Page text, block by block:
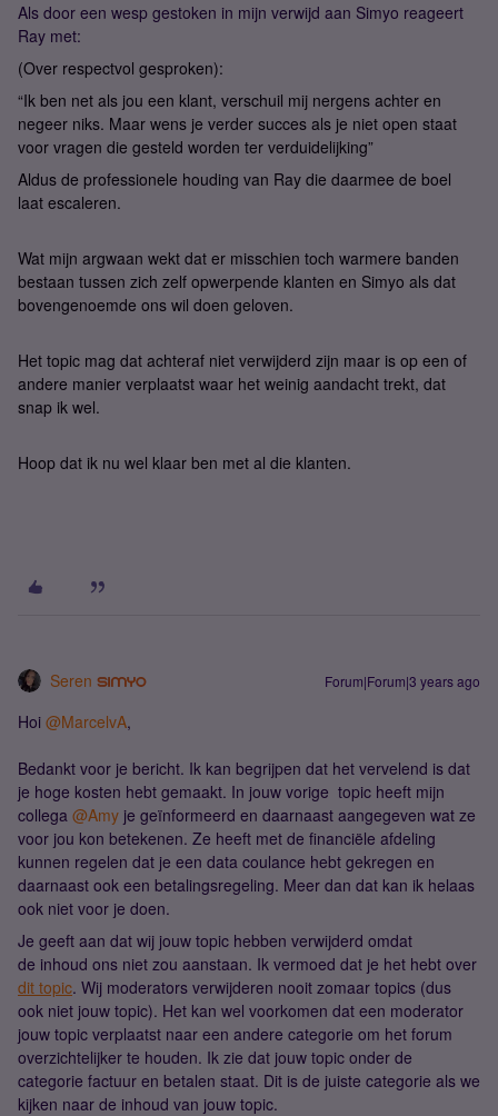
Als door een wesp gestoken in mijn verwijd aan Simyo reageert
Ray met:
(Over respectvol gesproken):
“Ik ben net als jou een klant, verschuil mij nergens achter en
negeer niks. Maar wens je verder succes als je niet open staat
voor vragen die gesteld worden ter verduidelijking”
Aldus de professionele houding van Ray die daarmee de boel
laat escaleren.
Wat mijn argwaan wekt dat er misschien toch warmere banden
bestaan tussen zich zelf opwerpende klanten en Simyo als dat
bovengenoemde ons wil doen geloven.
Het topic mag dat achteraf niet verwijderd zijn maar is op een of
andere manier verplaatst waar het weinig aandacht trekt, dat
snap ik wel.
Hoop dat ik nu wel klaar ben met al die klanten.
Seren Forum|Forum|3 years ago
Hoi @MarcelvA,
Bedankt voor je bericht. Ik kan begrijpen dat het vervelend is dat
je hoge kosten hebt gemaakt. In jouw vorige topic heeft mijn
collega @Amy je geïnformeerd en daarnaast aangegeven wat ze
voor jou kon betekenen. Ze heeft met de financiële afdeling
kunnen regelen dat je een data coulance hebt gekregen en
daarnaast ook een betalingsregeling. Meer dan dat kan ik helaas
ook niet voor je doen.
Je geeft aan dat wij jouw topic hebben verwijderd omdat
de inhoud ons niet zou aanstaan. Ik vermoed dat je het hebt over
dit topic. Wij moderators verwijderen nooit zomaar topics (dus
ook niet jouw topic). Het kan wel voorkomen dat een moderator
jouw topic verplaatst naar een andere categorie om het forum
overzichtelijker te houden. Ik zie dat jouw topic onder de
categorie factuur en betalen staat. Dit is de juiste categorie als we
kijken naar de inhoud van jouw topic.